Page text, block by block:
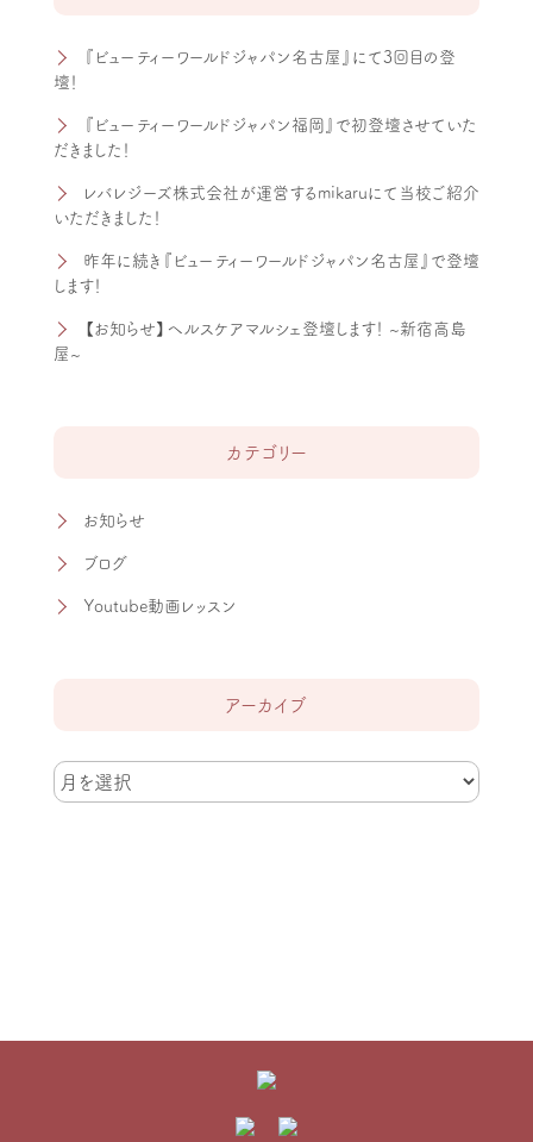
『ビューティーワールドジャパン名古屋』にて3回目の登
壇！
『ビューティーワールドジャパン福岡』で初登壇させていた
だきました！
レバレジーズ株式会社が運営するmikaruにて当校ご紹介
いただきました！
昨年に続き『ビューティーワールドジャパン名古屋』で登壇
します！
【お知らせ】ヘルスケアマルシェ登壇します！ ~新宿高島
屋~
カテゴリー
お知らせ
ブログ
Youtube動画レッスン
アーカイブ